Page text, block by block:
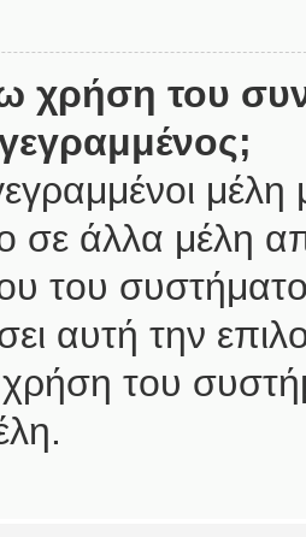
χρήση του
σε άλλα μέλη
του
αυτή την
του